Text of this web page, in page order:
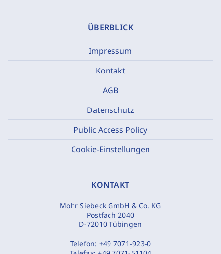
ÜBERBLICK
Impressum
Kontakt
AGB
Datenschutz
Public Access Policy
Cookie-Einstellungen
KONTAKT
Mohr Siebeck GmbH & Co. KG
Postfach 2040
D-72010 Tübingen
Telefon: +49 7071-923-0